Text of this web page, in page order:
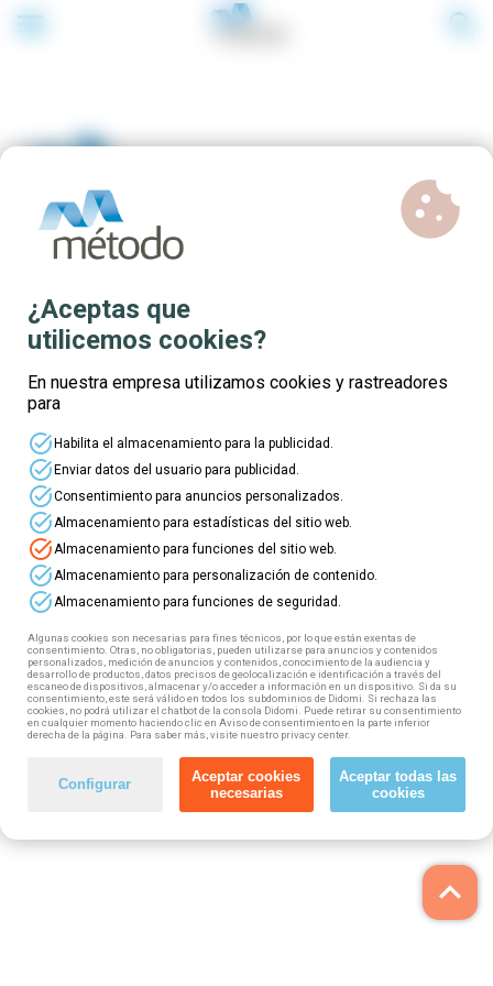
menu search
Cursos para personas que
hayan estado o estén
actualmente en situación de
keyboard_arrow_up
¿Aceptas que
utilicemos cookies?
cookie
En nuestra empresa utilizamos cookies y rastreadores
para
task_altHabilita el almacenamiento para la publicidad.
task_altEnviar datos del usuario para publicidad.
task_altConsentimiento para anuncios personalizados.
task_alt Almacenamiento para estadísticas del sitio web.
task_alt Almacenamiento para funciones del sitio web.
task_alt Almacenamiento para personalización de contenido.
task_alt Almacenamiento para funciones de seguridad.
Algunas cookies son necesarias para fines técnicos, por lo que están exentas de
consentimiento. Otras, no obligatorias, pueden utilizarse para anuncios y contenidos
personalizados, medición de anuncios y contenidos, conocimiento de la audiencia y
desarrollo de productos, datos precisos de geolocalización e identificación a través del
escaneo de dispositivos, almacenar y/o acceder a información en un dispositivo. Si da su
consentimiento, este será válido en todos los subdominios de Didomi. Si rechaza las
cookies, no podrá utilizar el chatbot de la consola Didomi. Puede retirar su consentimiento
en cualquier momento haciendo clic en Aviso de consentimiento en la parte inferior
derecha de la página. Para saber más, visite nuestro privacy center.
Configurar
Aceptar cookies
necesarias
Aceptar todas las
cookies